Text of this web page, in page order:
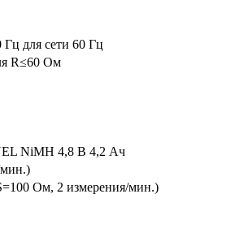
Гц для сети 60 Гц
R≤60 Ом
NiMH 4,8 В 4,2 Aч
Ом, 2 измерения/мин.)